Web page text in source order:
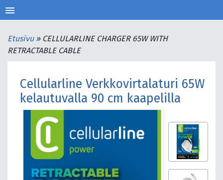
menu
Etusivu »CELLULARLINE CHARGER 65W WITH
RETRACTABLE CABLE
Cellularline Verkkovirtalaturi 65W
kelautuvalla 90 cm kaapelilla